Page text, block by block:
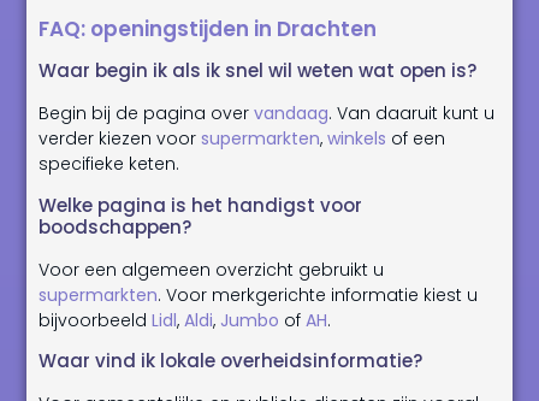
FAQ: openingstijden in Drachten
Waar begin ik als ik snel wil weten wat open is?
Begin bij de pagina overvandaag. Van daaruit kunt u
verder kiezen voorsupermarkten,winkels of een
specifieke keten.
Welke pagina is het handigst voor
boodschappen?
Voor een algemeen overzicht gebruikt u
supermarkten. Voor merkgerichte informatie kiest u
bijvoorbeeldLidl,Aldi, Jumbo ofAH.
Waar vind ik lokale overheidsinformatie?